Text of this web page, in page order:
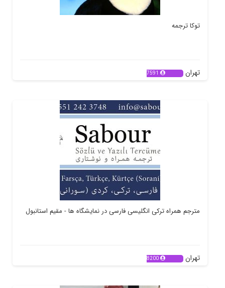
توکا ترجمه
تهران 7591
مترجم همراه ترکی انگلیسی فارسی در نمایشگاه ها - مقیم استانبول
تهران 8200